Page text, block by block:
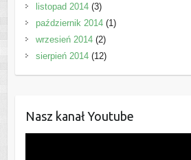
listopad 2014(3)
październik 2014(1)
wrzesień 2014(2)
sierpień 2014(12)
Nasz kanał Youtube